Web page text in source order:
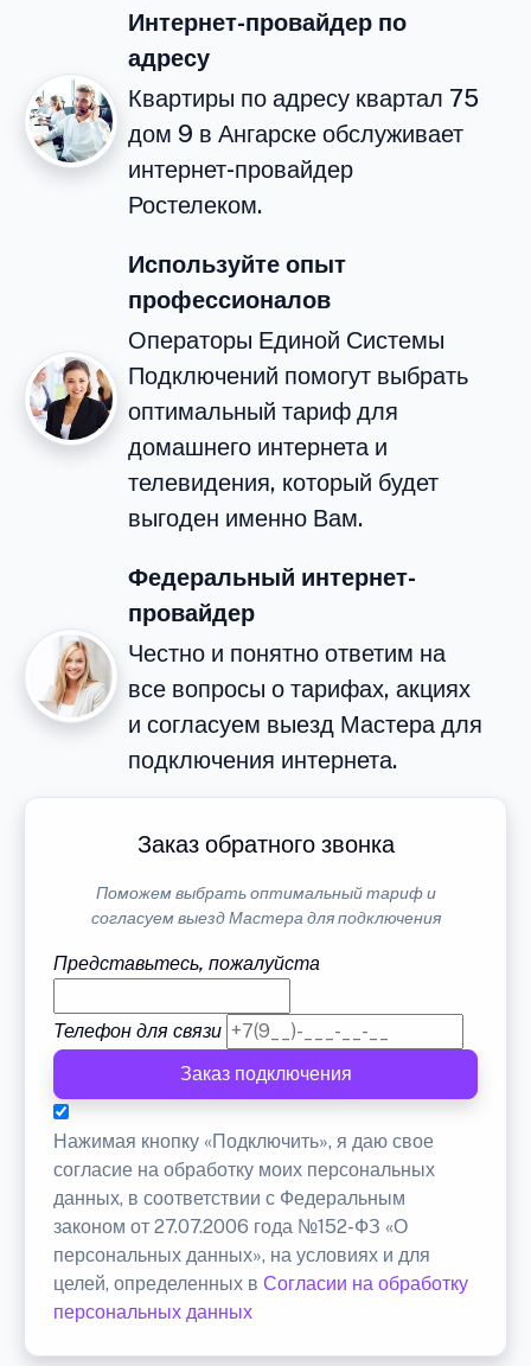
Интернет-провайдер по
адресу
Квартиры по адресу квартал 75
дом 9 в Ангарске обслуживает
интернет-провайдер
Ростелеком.
Используйте опыт
профессионалов
Операторы Единой Системы
Подключений помогут выбрать
оптимальный тариф для
домашнего интернета и
телевидения, который будет
выгоден именно Вам.
Федеральный интернет-
провайдер
Честно и понятно ответим на
все вопросы о тарифах, акциях
и согласуем выезд Мастера для
подключения интернета.
Заказ обратного звонка
Поможем выбрать оптимальный тариф и
согласуем выезд Мастера для подключения
Представьтесь, пожалуйста
Телефон для связи
Заказ подключения
Нажимая кнопку «Подключить», я даю свое
согласие на обработку моих персональных
данных, в соответствии с Федеральным
законом от 27.07.2006 года №152-ФЗ «О
персональных данных», на условиях и для
целей, определенных в Согласии на обработку
персональных данных